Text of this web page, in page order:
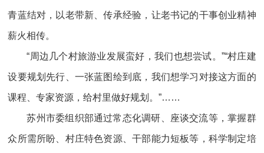
青蓝结对，以老带新、传承经验，让老书记的干事创业精神
薪火相传。
“周边几个村旅游业发展蛮好，我们也想尝试。”“村庄建
设要规划先行、一张蓝图绘到底，我们想学习对接这方面的
课程、专家资源，给村里做好规划。”……
苏州市委组织部通过常态化调研、座谈交流等，掌握群
众所需所盼、村庄特色资源、干部能力短板等，科学制定培